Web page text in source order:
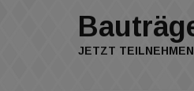
JETZT